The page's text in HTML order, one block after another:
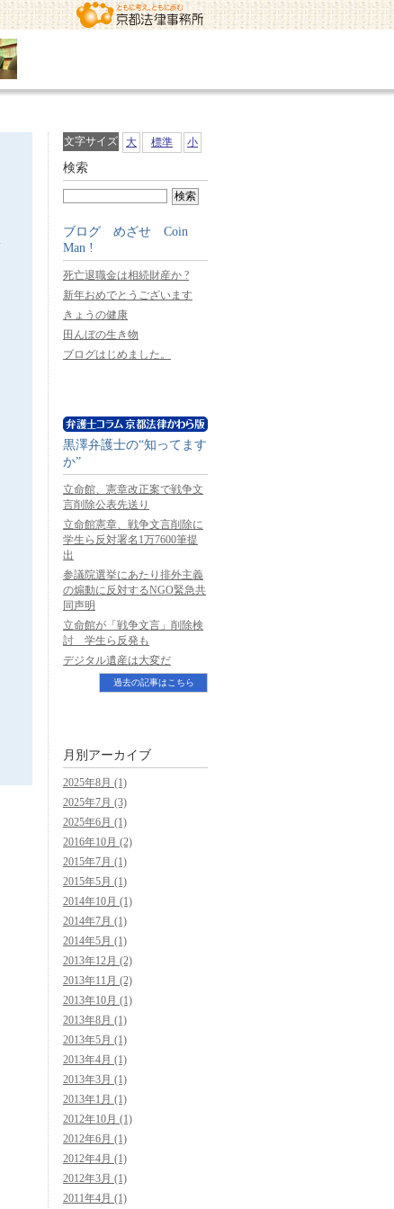
文字サイズ 大 標準 小
検索
ブログ めざせ Coin
Man !
死亡退職金は相続財産か ?
新年おめでとうございます
きょうの健康
田んぼの生き物
ブログはじめました。
黒澤弁護士の“知ってます
か”
立命館、憲章改正案で戦争文
言削除公表先送り
立命館憲章、戦争文言削除に
学生ら反対署名1万7600筆提
出
参議院選挙にあたり排外主義
の煽動に反対するNGO緊急共
同声明
立命館が「戦争文言」削除検
討 学生ら反発も
デジタル遺産は大変だ
過去の記事はこちら
月別アーカイブ
2025年8月 (1)
2025年7月 (3)
2025年6月 (1)
2016年10月 (2)
2015年7月 (1)
2015年5月 (1)
2014年10月 (1)
2014年7月 (1)
2014年5月 (1)
2013年12月 (2)
2013年11月 (2)
2013年10月 (1)
2013年8月 (1)
2013年5月 (1)
2013年4月 (1)
2013年3月 (1)
2013年1月 (1)
2012年10月 (1)
2012年6月 (1)
2012年4月 (1)
2012年3月 (1)
2011年4月 (1)